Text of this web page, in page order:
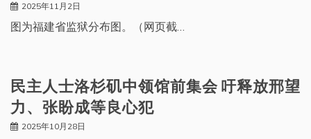
2025年11月2日
图为福建省监狱分布图。（网页截…
民主人士洛杉矶中领馆前集会 吁释放邢望
力、张盼成等良心犯
2025年10月28日